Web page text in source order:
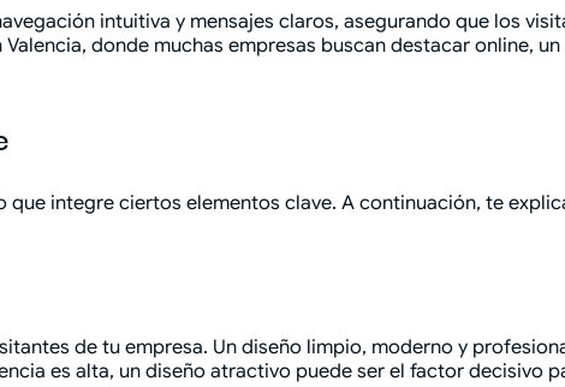
intuitiva y mensajes claros, asegurando que los
donde muchas empresas buscan destacar online,
integre ciertos elementos clave. A continuación, te
de tu empresa. Un diseño limpio, moderno y
es alta, un diseño atractivo puede ser el factor decisivo